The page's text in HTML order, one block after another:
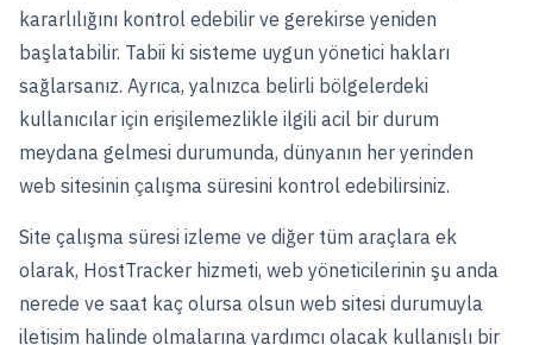
kararlılığını kontrol edebilir ve gerekirse yeniden
başlatabilir. Tabii ki sisteme uygun yönetici hakları
sağlarsanız. Ayrıca, yalnızca belirli bölgelerdeki
kullanıcılar için erişilemezlikle ilgili acil bir durum
meydana gelmesi durumunda, dünyanın her yerinden
web sitesinin çalışma süresini kontrol edebilirsiniz.
Site çalışma süresi izleme ve diğer tüm araçlara ek
olarak, HostTracker hizmeti, web yöneticilerinin şu anda
nerede ve saat kaç olursa olsun web sitesi durumuyla
iletişim halinde olmalarına yardımcı olacak kullanışlı bir